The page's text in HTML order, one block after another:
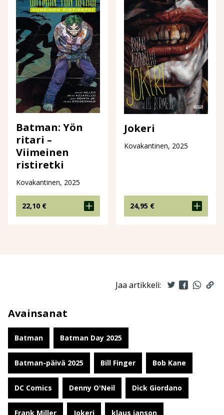
Batman: Yön
ritari –
Viimeinen
ristiretki
Kovakantinen, 2025
22,10 €
Jokeri
Kovakantinen, 2025
24,95 €
Jaa artikkeli:
Avainsanat
Batman Batman Day 2025
Batman-päivä 2025 Bill Finger Bob Kane
DC Comics Denny O'Neil Dick Giordano
Frank Miller Jokeri klaus janson